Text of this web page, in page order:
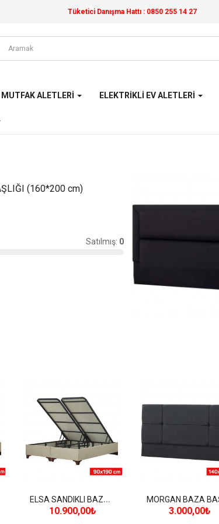
Tüketici Danışma Hattı : 0850 255 14 27
MUTFAK ALETLERI ELEKTRIKLI EV ALETLERI
(160*200 cm)
Satılmış: 0
E
LSA SANDIKLI BAZA (90*190 cm)
10.900,00₺ 3.000,00₺